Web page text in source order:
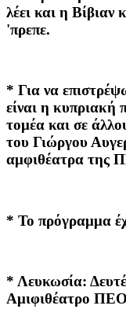
λέει και η
'πρεπε.
* Για να
είναι η κυπριακή
τομέα και σε
του Γιώργου
αμφιθέατρα της
* Το πρόγραμμα
* Λευκωσία:
Αμιφιθέατρο